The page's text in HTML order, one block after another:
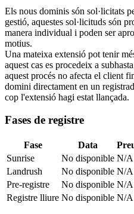
Els nous dominis són sol·licitats
gestió, aquestes sol·licituds són
manera individual i poden ser
motius.
Una mateixa extensió pot tenir
aquest cas es procedeix a
aquest procés no afecta el client
domini directament en un
cop l'extensió hagi estat llançada.
Fases de registre
Fase Data
Sunrise
No disponible N/A
Landrush
No disponible N/A
Pre-registre
No disponible N/A
Registre lliure No disponible N/A